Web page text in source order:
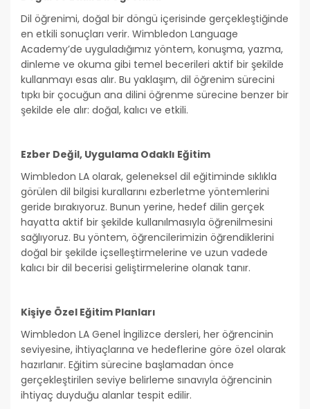
Dil öğrenimi, doğal bir döngü içerisinde gerçekleştiğinde
en etkili sonuçları verir. Wimbledon Language
Academy’de uyguladığımız yöntem, konuşma, yazma,
dinleme ve okuma gibi temel becerileri aktif bir şekilde
kullanmayı esas alır. Bu yaklaşım, dil öğrenim sürecini
tıpkı bir çocuğun ana dilini öğrenme sürecine benzer bir
şekilde ele alır: doğal, kalıcı ve etkili.
Ezber Değil, Uygulama Odaklı Eğitim
Wimbledon LA olarak, geleneksel dil eğitiminde sıklıkla
görülen dil bilgisi kurallarını ezberletme yöntemlerini
geride bırakıyoruz. Bunun yerine, hedef dilin gerçek
hayatta aktif bir şekilde kullanılmasıyla öğrenilmesini
sağlıyoruz. Bu yöntem, öğrencilerimizin öğrendiklerini
doğal bir şekilde içselleştirmelerine ve uzun vadede
kalıcı bir dil becerisi geliştirmelerine olanak tanır.
Kişiye Özel Eğitim Planları
Wimbledon LA Genel İngilizce dersleri, her öğrencinin
seviyesine, ihtiyaçlarına ve hedeflerine göre özel olarak
hazırlanır. Eğitim sürecine başlamadan önce
gerçekleştirilen seviye belirleme sınavıyla öğrencinin
ihtiyaç duyduğu alanlar tespit edilir.